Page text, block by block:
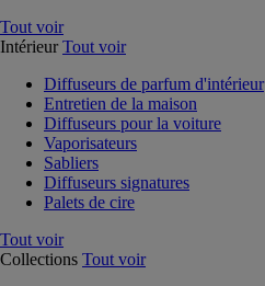
Tout voir
Intérieur Tout voir
Diffuseurs de parfum d'intérieur
Entretien de la maison
Diffuseurs pour la voiture
Vaporisateurs
Sabliers
Diffuseurs signatures
Palets de cire
Tout voir
Collections Tout voir